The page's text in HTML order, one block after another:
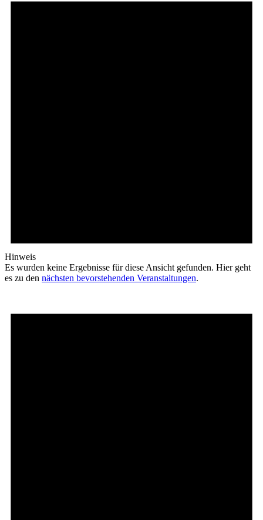
Hinweis
Es wurden keine Ergebnisse für diese Ansicht gefunden. Hier geht
es zu den nächsten bevorstehenden Veranstaltungen.